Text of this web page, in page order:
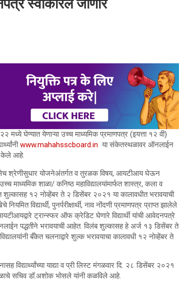
स्वीकारले जाणार
मध्ये घेण्यात येणाऱ्या उच्च माध्यमिक प्रमाणपत्र (इयत्ता १२ वी)
www.mahahsscboard.in या संकेतस्थळावर ऑनलाईन
केले आहे.
तसेच श्रेणीसुधार योजनेअंतर्गत व तुरळक विषय, आयटीआय घेऊन
माध्यमिक शाळा/ कनिष्ठ महाविद्यालयांमार्फत शास्त्र, कला व
शुल्कासह १२ नोव्हेंबर ते २ डिसेंबर २०२१ या कालावधीत भरावयाची
विद्यार्थी, पुनर्परीक्षार्थी, नाव नोंदणी प्रमाणपत्र प्राप्त झालेले
आयटीआयद्वारे ट्रान्स्फर ऑफ क्रेडिट घेणारे विद्यार्थी यांची आवेदनपत्रे
पद्धतीने भरावयाची आहेत. विलंब शुल्कासह हे अर्ज १३ डिसेंबर ते
बँकेत चलनाद्वारे शुल्क भरावयाचा कालावधी १२ नोव्हेंबर ते
विद्यार्थ्यांच्या याद्या व प्री लिस्ट मंगळवार दि. २८ डिसेंबर २०२१
सचिव डॉ.अशोक भोसले यांनी कळविले आहे.